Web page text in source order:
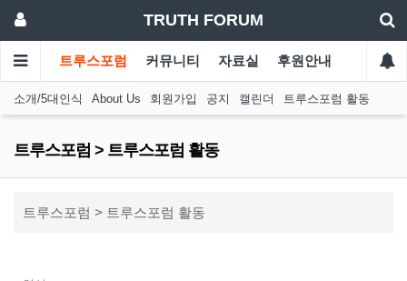
TRUTH FORUM
트루스포럼 커뮤니티 자료실 후원안내
소개/5대인식 About Us 회원가입 공지 캘린더 트루스포럼 활동
트루스포럼 > 트루스포럼 활동
트루스포럼 > 트루스포럼 활동